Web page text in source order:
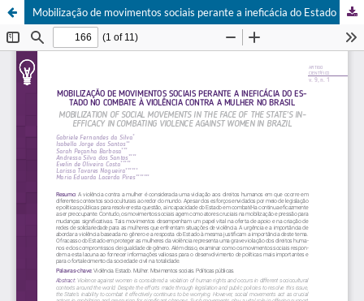
Mobilização de movimentos sociais perante a ineficácia do Estado no combate à violência contra a mulher no Brasil